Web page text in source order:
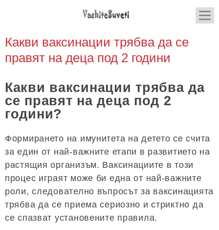
Какви ваксинации трябва да се
правят на деца под 2 години
Какви ваксинации трябва да
се правят на деца под 2
години?
Формирането на имунитета на детето се счита
за един от най-важните етапи в развитието на
растящия организъм. Ваксинациите в този
процес играят може би една от най-важните
роли, следователно въпросът за ваксинацията
трябва да се приема сериозно и стриктно да
се спазват установените правила.